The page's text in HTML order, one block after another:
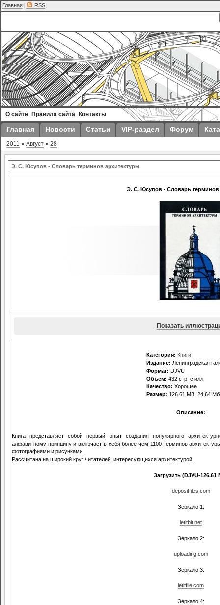
Главная | RSS
О сайте Правила сайта Контакты
Главная Новости Статьи VIP-раздел Форум
2011 » Август » 28
Э. С. Юсупов - Словарь терминов архитектуры
Э. С. Юсупов - Словарь терминов
Показать
Категория: Книги
Издание: Ленинградская
Формат: DJVU
Объем: 432 стр. с илл.
Качество: Хорошее
Размер: 126.61 MB, 24,64 Мб
Описание:
Книга представляет собой первый опыт создания популярного
алфавитному принципу и включает в себя более чем 1100 терминов
фотографиями и рисунками.
Рассчитана на широкий круг читателей, интересующихся архитектурой.
Загрузить (DJVU-126.61
depositfiles.com
Зеркало 1:
letitbit.net
Зеркало 2:
uploading.com
Зеркало 3:
letitfile.com
Зеркало 4: